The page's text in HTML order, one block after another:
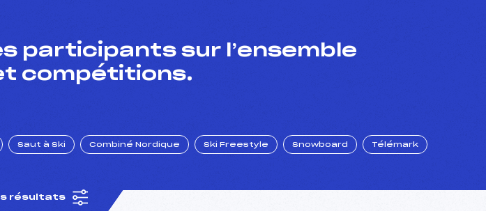
participants sur l’ensemble
compétitions.
Saut à Ski Combiné Nordique Ski Freestyle Snowboard Télémark
résultats